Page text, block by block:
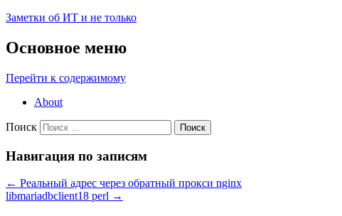
Заметки об ИТ и не только
Основное меню
Перейти к содержимому
About
Поиск
Навигация по записям
← Реальный адрес через обратный прокси nginx
libmariadbclient18 perl →